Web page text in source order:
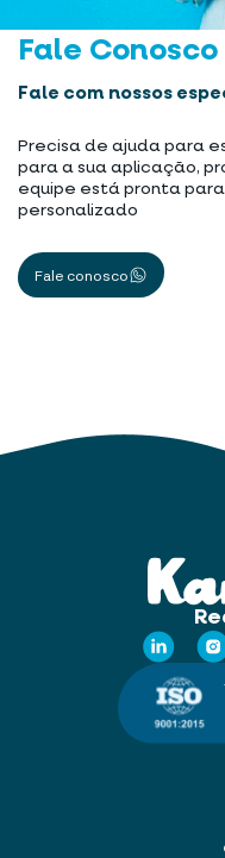
Fale Conosco
Fale com nossos
Precisa de ajuda para
para a sua aplicação,
equipe está pronta
personalizado
Fale conosco